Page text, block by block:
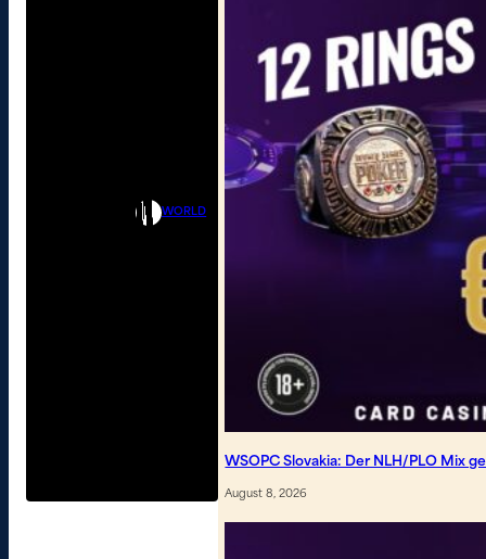
WORLD
WSOPC Slovakia: Der NLH/PLO Mix
August 8, 2026